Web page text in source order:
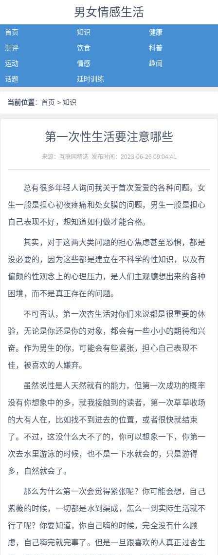
男女情感生活
首页 知识
健康
测评
饮食
科普
运动
情感
趣闻
话题
延时训练
当前位置： 首页 > 知识
第一次性生活要注意哪些
来源：互联网精选 发布时间： 2023-06-26 09:04:41
总有很多年轻人询问我关于首次爱爱的各种问题。女
生一般是担心初夜疼痛和处女膜的问题，男生一般是担心
自己表现不好，想知道如何做才能合格。
其实，对于这两大类问题的担心焦虑甚至恐惧，都是
没必要的，因为这些都是建立在不科学的性知识，以及有
偏颇的性观念上的心理压力，是人们主观臆想出来的各种
困境，而不是真正存在的问题。
不可否认，第一次杏生活对你们来说都是很重要的体
验，无论是你还是你的对象，都会有一些小小的期待和兴
奋。作为男生的你，可能会有些紧张，担心自己表现不
佳，被喜欢的人嫌弃。
虽然说性是人天然就有的能力，但第一次成功的概率
没有你想象中的多，就我接触到的读者，第一次草草收场
的大有人在，比如找不到进去的位置，或者很快就结束
了。不过，这没什么大不了的，你可以想象一下，你第一
次去水里游泳的时候，也不是一下水就会的，只是游得
多，自然就会了。
那么为什么第一次会觉得紧张呢？你可能会想，自己
紫薇的时候，一切都是水到渠成，怎么一到实际生活就不
行了呢？你要知道，你自己嗨的时候，完全没有什么顾
虑，自己嗨完就完事了。但是一旦跟喜欢的人真正过杏生